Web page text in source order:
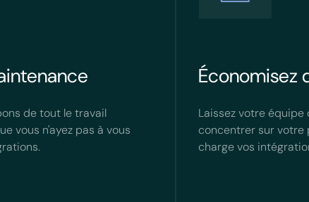
de tout le travail
vous n'ayez pas à vous
Économisez
Laissez votre
concentrer sur votre
charge vos